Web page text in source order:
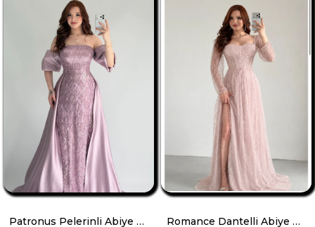
Patronus Pelerinli Abiye Lila Romance Dantelli Abiye Pudra Pembesi